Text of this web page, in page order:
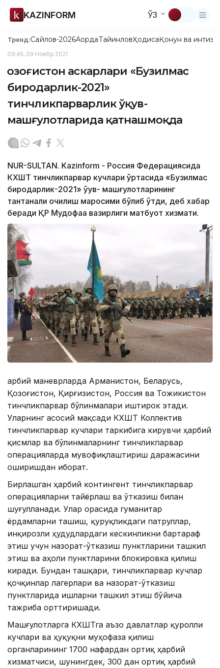
KAZINFORM ЎЗ
Тренд:Сайлов-2026АқордаТайинловҲодисаҚонун ва
09:45, 09 Ноябр 2021
Қозоғистон аскарлари «Бузилмас
биродарлик-2021»
тинчликпарварлик ўқув-
машғулотларида қатнашмоқда
NUR-SULTAN. Kazinform - Россия Федерациясида
КХШТ тинчликпарвар кучлари ўртасида «Бузилмас
биродарлик-2021» ўқув- машғулотларининг
тантанали очилиш маросими бўлиб ўтди, деб хабар
беради ҚР Мудофаа вазирлиги матбуот хизмати.
Ҳарбий маневрларда Aрманистон, Беларусь,
Қозоғистон, Қирғизистон, Россия ва Тожикистон
тинчликпарвар бўлинмалари иштирок этади.
Уларнинг асосий мақсади КХШТ Коллектив
тинчликпарвар кучлари таркибига кирувчи ҳарбий
қисмлар ва бўлинмаларнинг тинчликпарвар
операцияларда мувофиқлаштириш даражасини
оширишдан иборат.
Бирлашган ҳарбий контингент тинчликпарвар
операцияларни тайёрлаш ва ўтказиш билан
шуғулланади. Улар орасида гуманитар
ёрдамларни ташиш, қуруқликдаги патруллар,
инқирозли ҳудудлардаги кескинликни бартараф
этиш учун назорат-ўтказиш пунктларини ташкил
этиш ва аҳоли пунктларини блокировка қилиш
киради. Бундан ташқари, тинчликпарвар кучлар
қочқинлар лагерлари ва назорат-ўтказиш
пунктларида ишларни ташкил этиш бўйича
тажриба орттиришади.
Машғулотларга КХШТга аъзо давлатлар қуролли
кучлари ва ҳуқуқни муҳофаза қилиш
органларининг 1700 нафардан ортиқ ҳарбий
хизматчиси, шунингдек, 300 дан ортиқ ҳарбий